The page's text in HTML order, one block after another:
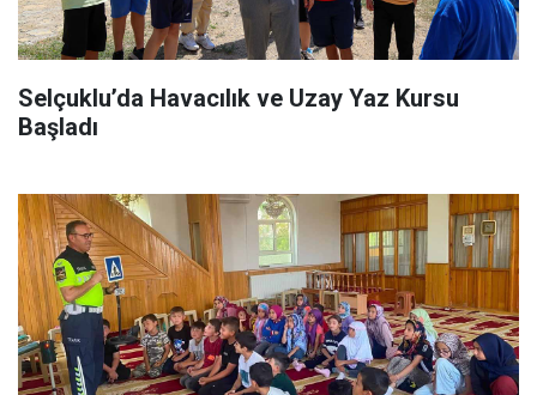
Selçuklu’da Havacılık ve Uzay Yaz Kursu
Başladı